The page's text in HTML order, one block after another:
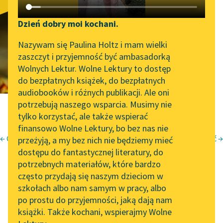
Katalog DAISY
Podkasty o książkach
Zgłoś brak utworu
Aktualności
Byliśmy częścią AI Impact
Lab
Zapraszamy na spotkanie
online z tłumaczkami
literatury skandynawskiej
Spotkanie z Katarzyną
Tunkiel w Oslo
Wolne Lektury na 32.
Pol’and’Rock Festivalu
„Kochanek Lady
Chatterley” do słuchania
Narzędzia
Mapa Wolnych Lektur
Leśmianator
Przewodnik dla piszących i
czytających
API
OAI-PMH
Widget Wolnych Lektur
Przypisy
Dzień dobry moi kochani.
Nazywam się Paulina Holtz i mam wielki
zaszczyt i przyjemność być ambasadorką
Wolnych Lektur. Wolne Lektury to dostęp
do bezpłatnych książek, do bezpłatnych
audiobooków i różnych publikacji. Ale oni
potrzebują naszego wsparcia. Musimy nie
tylko korzystać, ale także wspierać
finansowo Wolne Lektury, bo bez nas nie
przeżyją, a my bez nich nie będziemy mieć
dostępu do fantastycznej literatury, do
potrzebnych materiałów, które bardzo
często przydają się naszym dzieciom w
szkołach albo nam samym w pracy, albo
po prostu do przyjemności, jaką dają nam
książki. Także kochani, wspierajmy Wolne
Wolność →
← Chwila niepewnaJulian Kornhauser
Zjadacze kartofli
Licz na siebie